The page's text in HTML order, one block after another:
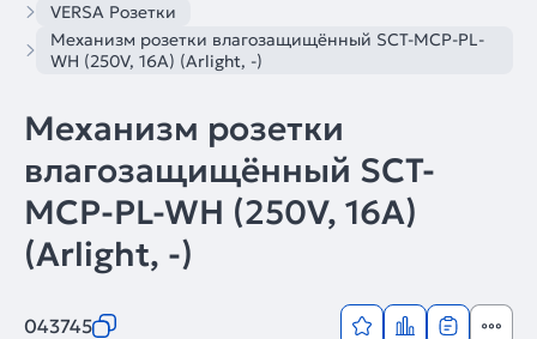
VERSA Розетки
Механизм розетки влагозащищённый SCT-MCP-PL-
WH (250V, 16A) (Arlight, -)
Механизм розетки
влагозащищённый SCT-
MCP-PL-WH (250V, 16A)
(Arlight, -)
043745